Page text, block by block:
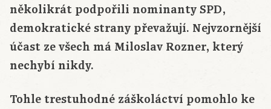
několikrát podpořili nominanty SPD,
demokratické strany převažují. Nejvzornější
účast ze všech má Miloslav Rozner, který
nechybí nikdy.
Tohle trestuhodné záškoláctví pomohlo ke